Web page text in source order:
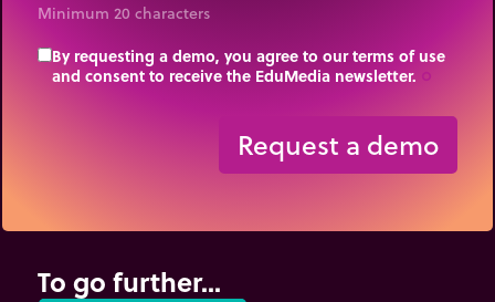
Minimum 20 characters
By requesting a demo, you agree to our terms of use
and consent to receive the EduMedia newsletter.
Request a demo
To go further...